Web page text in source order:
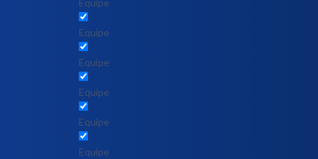
Equipe
Equipe
Equipe
Equipe
Equipe
Equipe